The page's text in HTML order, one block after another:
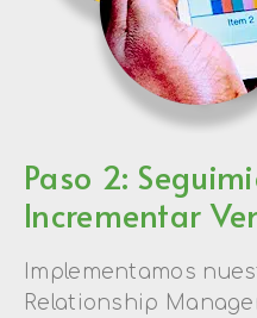
Paso 2:
Incrementar
Implementamos
Relationship